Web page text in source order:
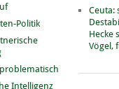
Politik
Intelligenz
Ceuta:
Hecke
Vögel,